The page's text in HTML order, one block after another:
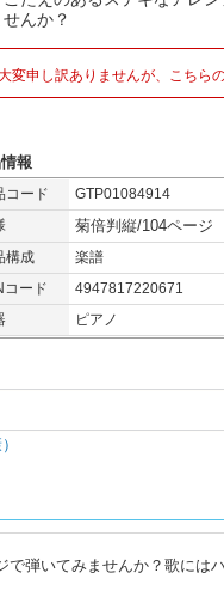
んか？
変申し訳ありませんが、こちら
報
コード GTP01084914
菊倍判縦/104ページ
構成
楽譜
コード
4947817220671
ピアノ
弾いてみませんか？歌には